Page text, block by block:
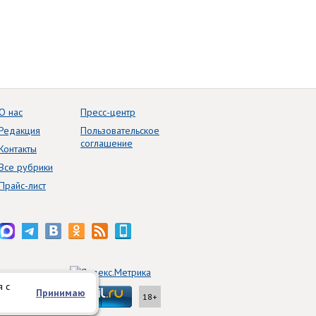
с
Принимаю
нас
рубрики
лист
Пресс-центр
Пользовательское
соглашение
18+